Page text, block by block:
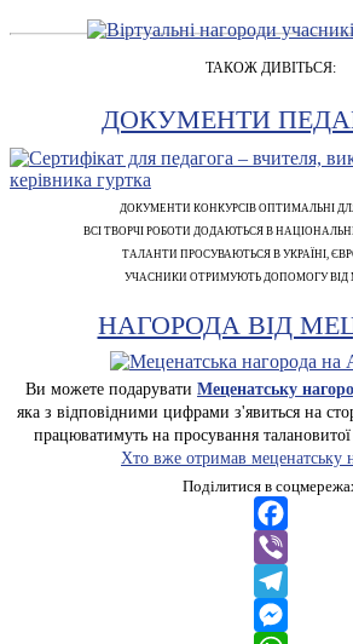
ТАКОЖ ДИВІТЬСЯ:
ДОКУМЕНТИ
ДОКУМЕНТИ КОНКУРСІВ ОПТИМАЛЬНІ
ВСІ ТВОРЧІ РОБОТИ ДОДАЮТЬСЯ В
ТАЛАНТИ ПРОСУВАЮТЬСЯ В УКРАЇНІ,
УЧАСНИКИ ОТРИМУЮТЬ ДОПОМОГУ ВІД
НАГОРОДА ВІД
Ви можете подарувати Меценатську
яка з відповідними цифрами з'явиться на
працюватимуть на просування
Хто вже отримав меценатську
Поділитися в
Facebook
Viber
Telegram